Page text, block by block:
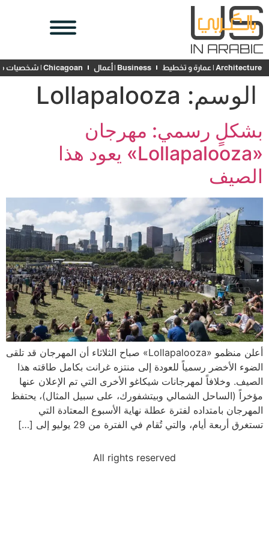
Architecture | عمارة و تخطيط Business | أعمال Chicagoan | شخصيات محلية
الوسم: Lollapalooza
بشكلٍ رسمي: مهرجان
«Lollapalooza» يعود هذا
الصيف
أعلن منظمو «Lollapalooza» صباح الثلاثاء أن المهرجان قد تلقى
الضوء الأخضر رسمياً للعودة إلى منتزه غرانت بكامل طاقته هذا
الصيف. وخلافاً لمهرجانات شيكاغو الأخرى التي تم الإعلان عنها
مؤخراً (الساحل الشمالي وبيتشفورك، على سبيل المثال)، يحتفظ
المهرجان بامتداده لفترة عطلة نهاية الأسبوع المعتادة التي
تستغرق أربعة أيام، والتي تُقام في الفترة من 29 يوليو إلى […]
All rights reserved